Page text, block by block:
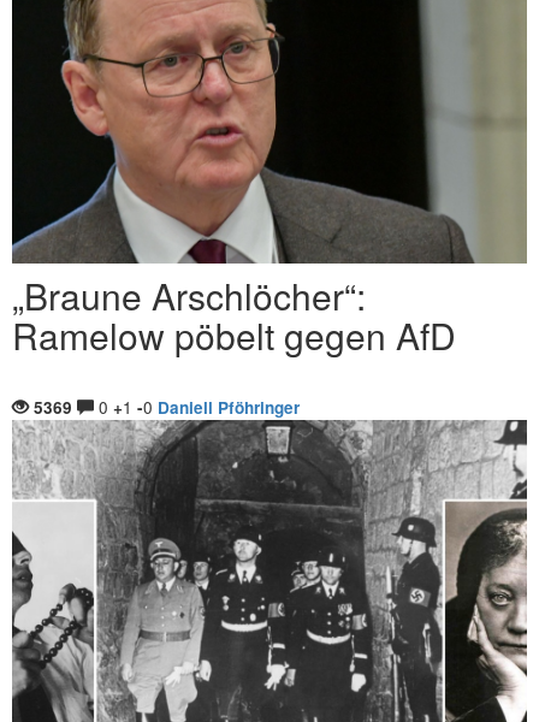
„Braune Arschlöcher“:
Ramelow pöbelt gegen AfD
5369 0 +1 -0 Daniell Pföhringer